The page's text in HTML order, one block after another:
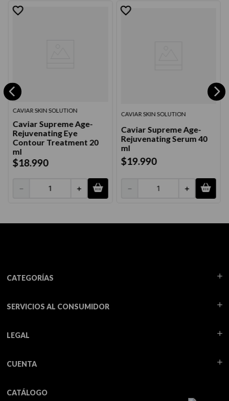
CAVIAR SKIN SOLUTION
Caviar Supreme Age-
Rejuvenating Eye
Contour Treatment 20
ml
$18.990
＋
－
CAVIAR SKIN SOLUTION
Caviar Supreme Age-
Rejuvenating Serum 40
ml
$19.990
＋
－
CATEGORÍAS
SERVICIOS AL CONSUMIDOR
LEGAL
CUENTA
CATÁLOGO